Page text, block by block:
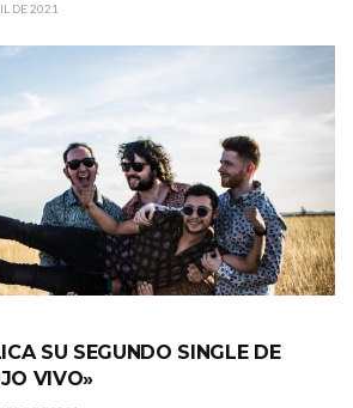
DE 2021
SU SEGUNDO SINGLE DE
VIVO»